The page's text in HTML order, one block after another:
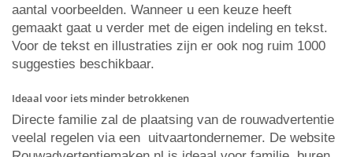
aantal voorbeelden. Wanneer u een keuze heeft
gemaakt gaat u verder met de eigen indeling en tekst.
Voor de tekst en illustraties zijn er ook nog ruim 1000
suggesties beschikbaar.
Ideaal voor iets minder betrokkenen
Directe familie zal de plaatsing van de rouwadvertentie
veelal regelen via een uitvaartondernemer. De website